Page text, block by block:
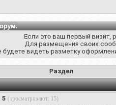
Если это ваш первый визит,
Для размещения своих
будете видеть разметку
Раздел
5 (просматривают: 15)